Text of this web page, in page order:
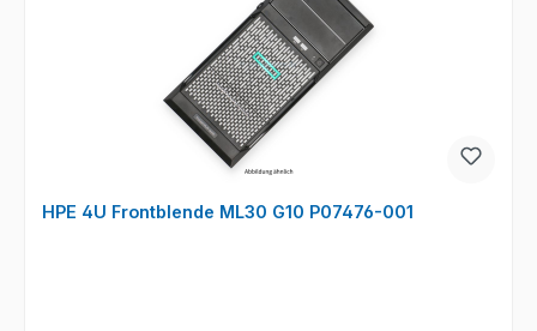
HPE 4U Frontblende ML30 G10 P07476-001